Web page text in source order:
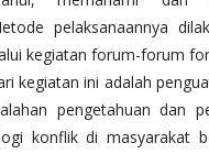
pelaksanaannya
kegiatan forum-forum
kegiatan ini adalah
pengetahuan dan
konflik di masyarakat